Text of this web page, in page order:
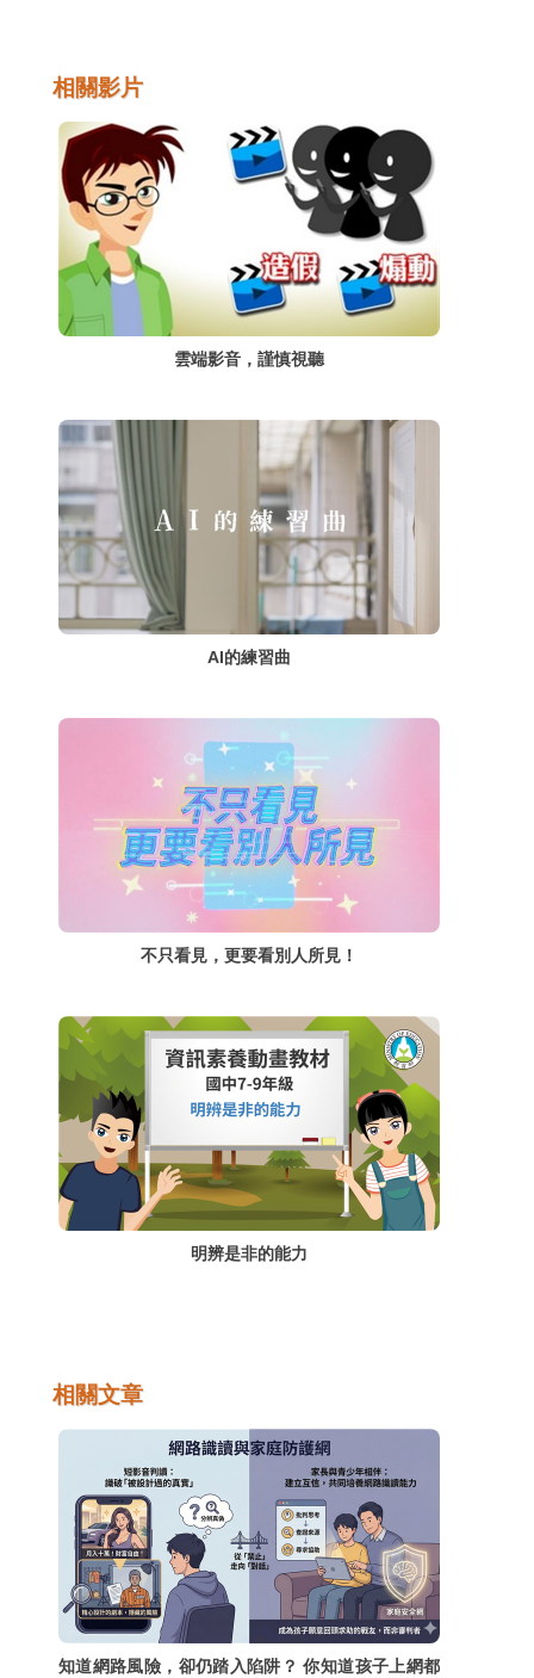
相關影片
雲端影音，謹慎視聽
AI的練習曲
不只看見，更要看別人所見！
明辨是非的能力
相關文章
知道網路風險，卻仍踏入陷阱？ 你知道孩子上網都